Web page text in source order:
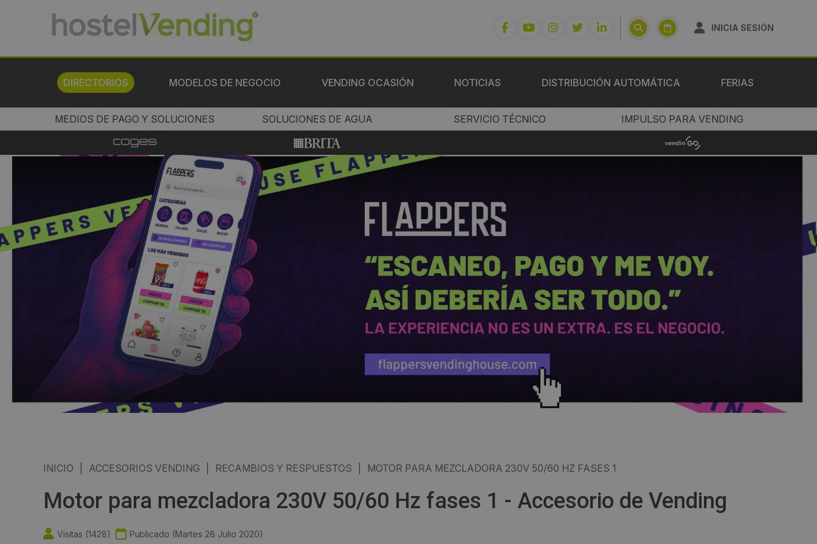
INICIA SESIÓN
DIRECTORIOS MODELOS DE NEGOCIO VENDING OCASIÓN NOTICIAS DISTRIBUCIÓN AUTOMÁTICA FERIAS
MEDIOS DE PAGO Y SOLUCIONES SOLUCIONES DE AGUA SERVICIO TÉCNICO IMPULSO PARA VENDING
INICIO ACCESORIOS VENDING RECAMBIOS Y RESPUESTOS MOTOR PARA MEZCLADORA 230V 50/60 HZ FASES 1
Motor para mezcladora 230V 50/60 Hz fases 1 - Accesorio de Vending
Visitas (1428) Publicado (Martes 28 Julio 2020)